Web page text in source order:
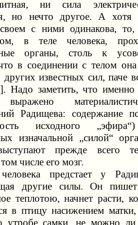
ни сила
но нечто другое. А
с ними одинакова,
в теле человека,
органы, столь к
в соединении с телом
известных сил, паче
Надо заметить, что
выражено
Радищева: содержание
исходного
изначальной „силой“
прежде всего
числе его мозг.
предстает у
другие силы. Он
теплотою, начнет расти,
в птицу насижением
утробе самки, не можно ли